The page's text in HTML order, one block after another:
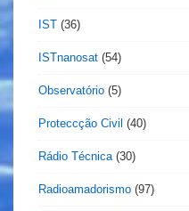
IST (36)
ISTnanosat (54)
Observatório (5)
Proteccção Civil (40)
Rádio Técnica(30)
Radioamadorismo (97)